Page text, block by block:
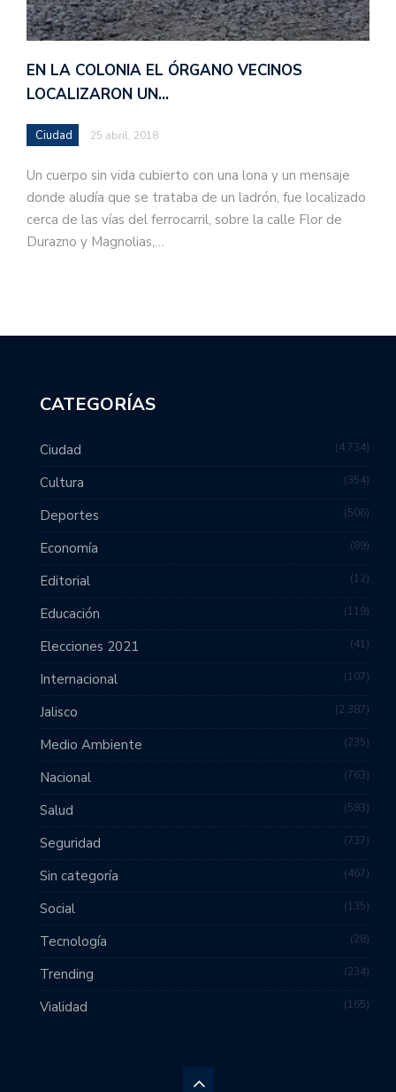
EN LA COLONIA EL ÓRGANO VECINOS
LOCALIZARON UN…
Ciudad 25 abril, 2018
Un cuerpo sin vida cubierto con una lona y un mensaje
donde aludía que se trataba de un ladrón, fue localizado
cerca de las vías del ferrocarril, sobre la calle Flor de
Durazno y Magnolias,…
CATEGORÍAS
Ciudad 4,734
Cultura 354
Deportes 506
Economía 89
Editorial 12
Educación 119
Elecciones 2021 41
Internacional 107
Jalisco 2,387
Medio Ambiente 235
Nacional 763
Salud 583
Seguridad 737
Sin categoría 467
Social 135
Tecnología 28
Trending 234
Vialidad 165